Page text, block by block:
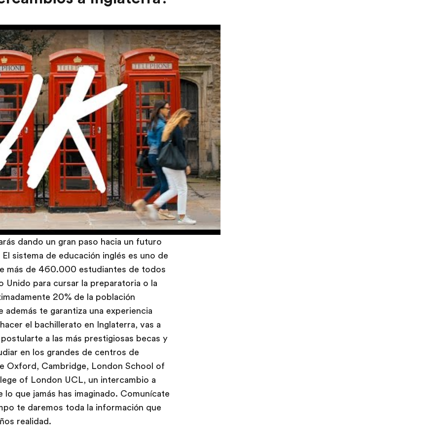
dando un gran paso hacia un futuro
sistema de educación inglés es uno de
más de 460.000 estudiantes de todos
Unido para cursar la preparatoria o la
20% de la población
te garantiza una experiencia
el bachillerato en Inglaterra, vas a
a las más prestigiosas becas y
en los grandes de centros de
Oxford, Cambridge, London School of
of London UCL, un intercambio a
que jamás has imaginado. Comunícate
te daremos toda la información que
realidad.